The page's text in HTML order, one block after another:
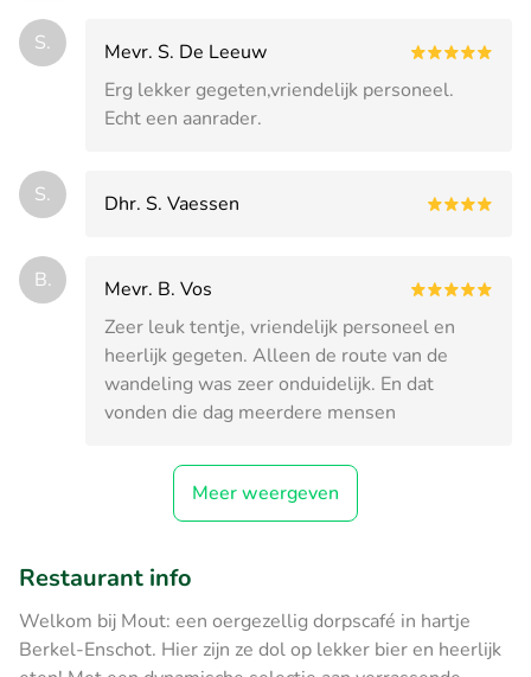
S.
Mevr. S. De Leeuw
Erg lekker gegeten,vriendelijk personeel.
Echt een aanrader.
S. Dhr. S. Vaessen
B.
Mevr. B. Vos
Zeer leuk tentje, vriendelijk personeel en
heerlijk gegeten. Alleen de route van de
wandeling was zeer onduidelijk. En dat
vonden die dag meerdere mensen
Meer weergeven
Restaurant info
Welkom bij Mout: een oergezellig dorpscafé in hartje
Berkel-Enschot. Hier zijn ze dol op lekker bier en heerlijk